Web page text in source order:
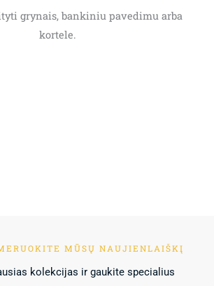
grynais, bankiniu pavedimu arba
kortele.
MŪSŲ NAUJIENLAIŠKĮ
kolekcijas ir gaukite specialius